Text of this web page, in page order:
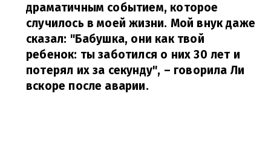
драматичным событием, которое
случилось в моей жизни. Мой внук даже
сказал: "Бабушка, они как твой
ребенок: ты заботился о них 30 лет и
потерял их за секунду", – говорила Ли
вскоре после аварии.